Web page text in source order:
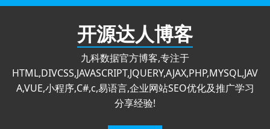
跳
开源达人博客
九科数据官方博客,专注于
HTML,DIVCSS,JAVASCRIPT,JQUERY,AJAX,PHP,MYSQL,JAV
A,VUE,小程序,C#,c,易语言,企业网站SEO优化及推广学习
分享经验!